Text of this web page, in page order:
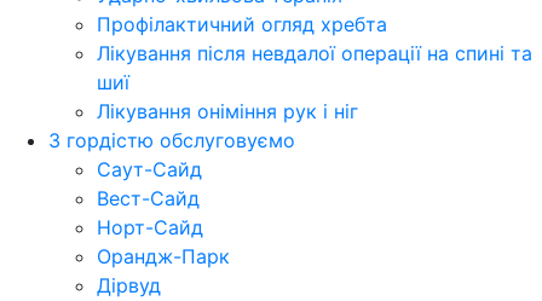
Профілактичний огляд хребта
Лікування після невдалої операції на спині та
шиї
Лікування оніміння рук і ніг
З гордістю обслуговуємо
Саут-Сайд
Вест-Сайд
Норт-Сайд
Орандж-Парк
Дірвуд